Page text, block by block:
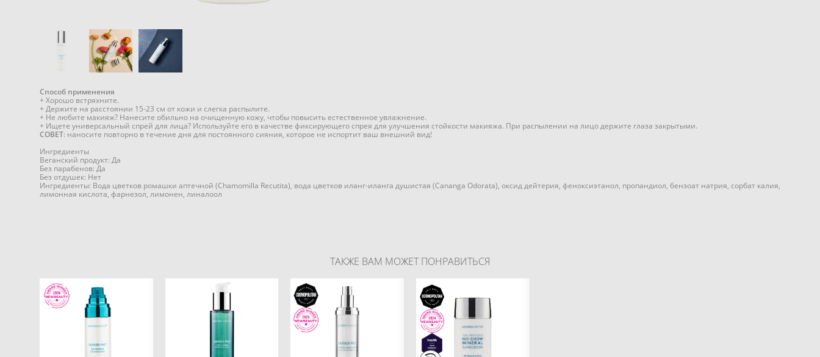
Способ применения
+ Хорошо встряхните.
+ Держите на расстоянии 15-23 см от кожи и слегка распылите.
+ Не любите макияж? Нанесите обильно на очищенную кожу, чтобы повысить естественное увлажнение.
+ Ищете универсальный спрей для лица? Используйте его в качестве фиксирующего спрея для улучшения стойкости макияжа. При распылении на лицо держите глаза закрытыми.
СОВЕТ: наносите повторно в течение дня для постоянного сияния, которое не испортит ваш внешний вид!
Ингредиенты
Веганский продукт: Да
Без парабенов: Да
Без отдушек: Нет
Ингредиенты: Вода цветков ромашки аптечной (Chamomilla Recutita), вода цветков иланг-иланга душистая (Cananga Odorata), оксид дейтерия, феноксиэтанол, пропандиол, бензоат натрия, сорбат калия,
лимонная кислота, фарнезол, лимонен, линалоол
ТАКЖЕ ВАМ МОЖЕТ ПОНРАВИТЬСЯ
Barrier Pro Serum Spray
Сыворотка-спрей 75мл
8 000 pуб.
Barrier Pro™ 1-Step
Cleanser Очищающее
многофункциональное
средство
от 2 800 pуб.
Barrier Pro Essential
Moisturizer
Увлажняющий крем
8 800 pуб.
Total Protection No-Show
Mineral Sunscreen
Минеральный
солнцезащитный крем
SPF 50